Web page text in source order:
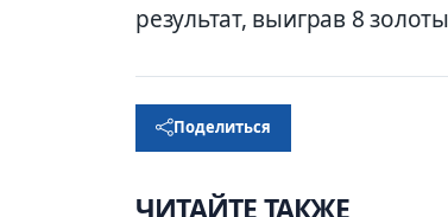
результат, выиграв 8
Поделиться
ЧИТАЙТЕ ТАКЖЕ